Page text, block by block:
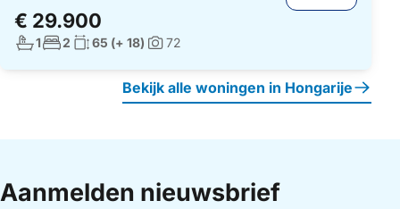
€ 29.900
Aantal badkamers:
1Aantal slaapkamers:
2 Woonoppervlakte:
65 (+ 18) Foto's:
72
Bekijk alle woningen in Hongarije
Aanmelden nieuwsbrief